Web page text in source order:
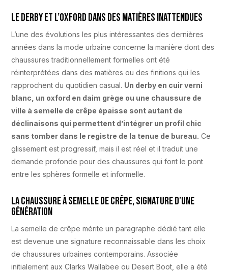
Le derby et l’oxford dans des matières inattendues
L’une des évolutions les plus intéressantes des dernières
années dans la mode urbaine concerne la manière dont des
chaussures traditionnellement formelles ont été
réinterprétées dans des matières ou des finitions qui les
rapprochent du quotidien casual. Un derby en cuir verni
blanc, un oxford en daim grège ou une chaussure de
ville à semelle de crêpe épaisse sont autant de
déclinaisons qui permettent d’intégrer un profil chic
sans tomber dans le registre de la tenue de bureau. Ce
glissement est progressif, mais il est réel et il traduit une
demande profonde pour des chaussures qui font le pont
entre les sphères formelle et informelle.
La chaussure à semelle de crêpe, signature d’une
génération
La semelle de crêpe mérite un paragraphe dédié tant elle
est devenue une signature reconnaissable dans les choix
de chaussures urbaines contemporains. Associée
initialement aux Clarks Wallabee ou Desert Boot, elle a été